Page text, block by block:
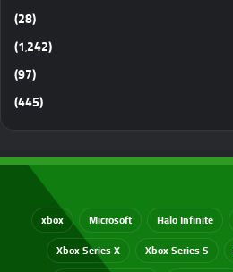
(28)
(1٬242)
(97)
(445)
Halo Infinite
Microsoft
xbox
Xbox Series S
Xbox Series X